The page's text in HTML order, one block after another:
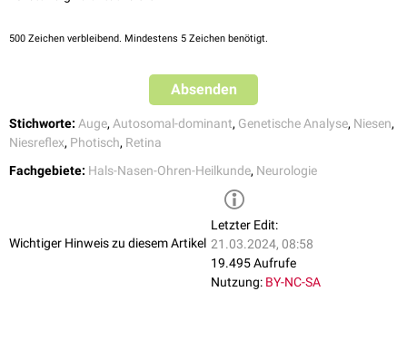
500 Zeichen verbleibend. Mindestens 5 Zeichen benötigt.
Absenden
Stichworte: Auge, Autosomal-dominant, Genetische Analyse, Niesen,
Niesreflex, Photisch, Retina
Fachgebiete: Hals-Nasen-Ohren-Heilkunde, Neurologie
Wichtiger Hinweis zu diesem Artikel
Letzter Edit:
21.03.2024, 08:58
19.495 Aufrufe
Nutzung: BY-NC-SA